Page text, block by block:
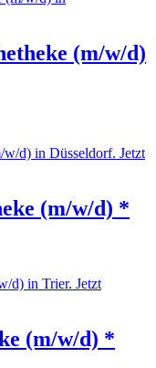
(m/w/d)
(m/w/d) *
(m/w/d) *